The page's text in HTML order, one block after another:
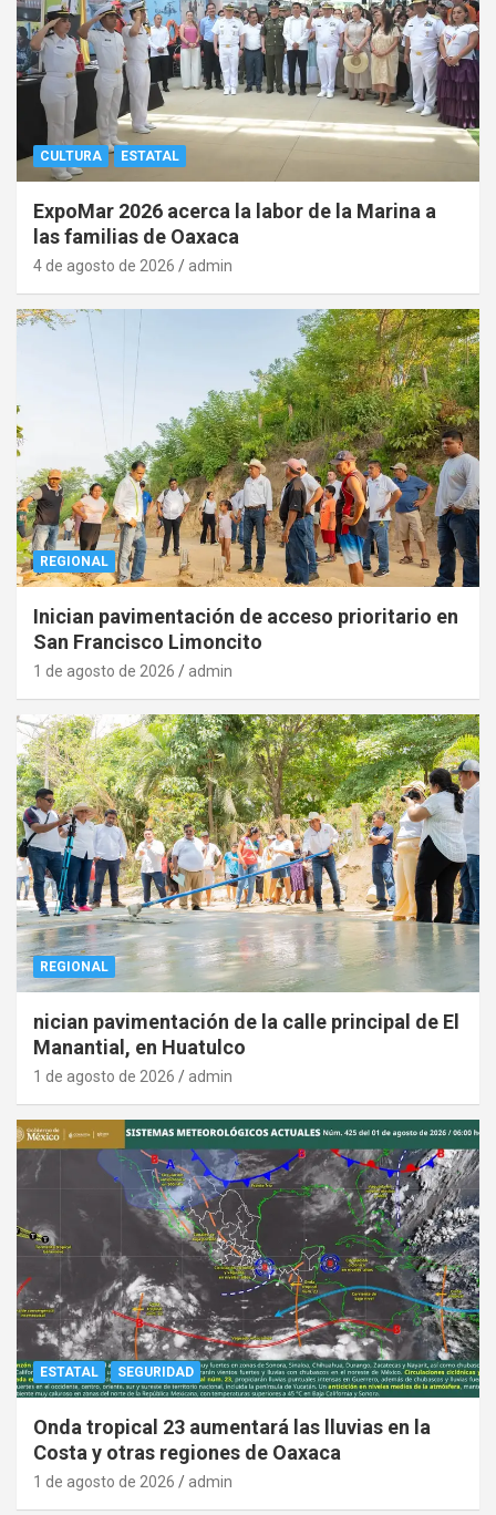
CULTURA ESTATAL
ExpoMar 2026 acerca la labor de la Marina a
las familias de Oaxaca
4 de agosto de 2026 admin
REGIONAL
Inician pavimentación de acceso prioritario en
San Francisco Limoncito
1 de agosto de 2026 admin
REGIONAL
nician pavimentación de la calle principal de El
Manantial, en Huatulco
1 de agosto de 2026 admin
ESTATAL SEGURIDAD
Onda tropical 23 aumentará las lluvias en la
Costa y otras regiones de Oaxaca
1 de agosto de 2026 admin